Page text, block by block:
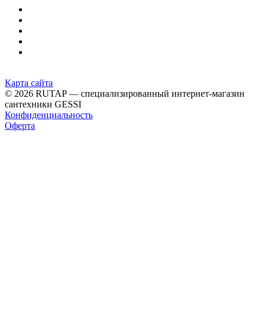
Карта сайта
© 2026 RUTAP — специализированный интернет-магазин
сантехники GESSI
Конфиденциальность
Оферта